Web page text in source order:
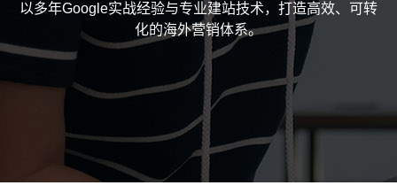
以多年Google实战经验与专业建站技术，打造高效、可转
化的海外营销体系。